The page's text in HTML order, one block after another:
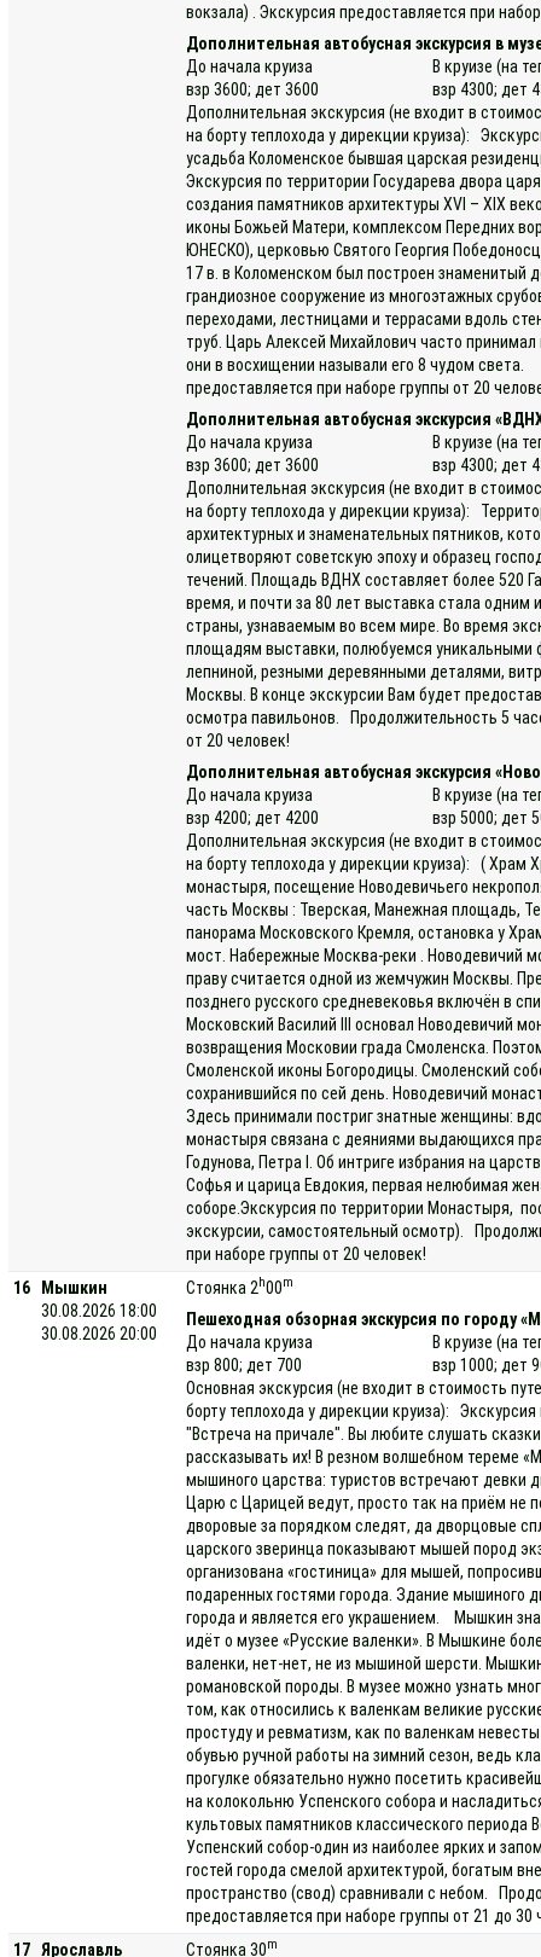
вокзала) . Экскурсия предоставляется при
Дополнительная автобусная экскурсия в
До начала круиза
взр 3600; дет 3600
В круизе (на
взр 4300; дет
Дополнительная экскурсия (не входит в
на борту теплохода у дирекции круиза):
усадьба Коломенское бывшая царская
Экскурсия по территории Государева двора
создания памятников архитектуры ХVI – ХIX
иконы Божьей Матери, комплексом Передних
ЮНЕСКО), церковью Святого Георгия
17 в. в Коломенском был построен знаменитый
грандиозное сооружение из многоэтажных
переходами, лестницами и террасами вдоль
труб. Царь Алексей Михайлович часто
они в восхищении называли его 8 чудом
предоставляется при наборе группы от 20
Дополнительная автобусная экскурсия
До начала круиза
взр 3600; дет 3600
В круизе (на
взр 4300; дет
Дополнительная экскурсия (не входит в
на борту теплохода у дирекции круиза):
архитектурных и знаменательных пятников,
олицетворяют советскую эпоху и образец
течений. Площадь ВДНХ составляет более 520
время, и почти за 80 лет выставка стала
страны, узнаваемым во всем мире. Во время
площадям выставки, полюбуемся уникальными
лепниной, резными деревянными деталями,
Москвы. В конце экскурсии Вам будет
осмотра павильонов. Продолжительность 5
от 20 человек!
Дополнительная автобусная экскурсия
До начала круиза
взр 4200; дет 4200
В круизе (на
взр 5000; дет
Дополнительная экскурсия (не входит в
на борту теплохода у дирекции круиза): ( Храм
монастыря, посещение Новодевичьего
часть Москвы : Тверская, Манежная площадь,
панорама Московского Кремля, остановка у
мост. Набережные Москва-реки . Новодевичий
праву считается одной из жемчужин Москвы.
позднего русского средневековья включён в
Московский Василий III основал Новодевичий
возвращения Московии града Смоленска.
Смоленской иконы Богородицы. Смоленский
сохранившийся по сей день. Новодевичий
Здесь принимали постриг знатные женщины:
монастыря связана с деяниями выдающихся
Годунова, Петра I. Об интриге избрания на
Софья и царица Евдокия, первая нелюбимая
соборе.Экскурсия по территории Монастыря,
экскурсии, самостоятельный осмотр).
при наборе группы от 20 человек!
16
Мышкин
30.08.2026 18:00
30.08.2026 20:00
Стоянка 2 h00m
Пешеходная обзорная экскурсия по городу
До начала круиза
взр 800; дет 700
В круизе (на
взр 1000; дет
Основная экскурсия (не входит в стоимость
борту теплохода у дирекции круиза):
"Встреча на причале". Вы любите слушать
рассказывать их! В резном волшебном тереме
мышиного царства: туристов встречают девки
Царю с Царицей ведут, просто так на приём не
дворовые за порядком следят, да дворцовые
царского зверинца показывают мышей пород
организована «гостиница» для мышей,
подаренных гостями города. Здание мышиного
города и является его украшением. Мышкин
идёт о музее «Русские валенки». В Мышкине
валенки, нет-нет, не из мышиной шерсти.
романовской породы. В музее можно узнать
том, как относились к валенкам великие
простуду и ревматизм, как по валенкам
обувью ручной работы на зимний сезон, ведь
прогулке обязательно нужно посетить
на колокольню Успенского собора и
культовых памятников классического
Успенский собор-один из наиболее ярких и
гостей города смелой архитектурой, богатым
пространство (свод) сравнивали с небом.
предоставляется при наборе группы от 21 до 30
17
Ярославль Стоянка 30m